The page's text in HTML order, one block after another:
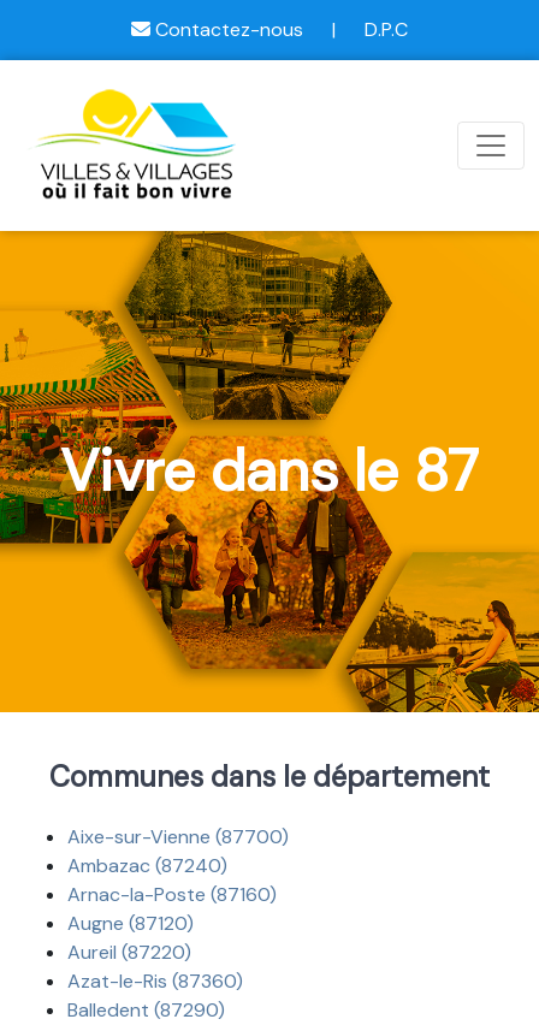
Contactez-nous | D.P.C
Vivre dans le 87
Communes dans le département
Aixe-sur-Vienne (87700)
Ambazac (87240)
Arnac-la-Poste (87160)
Augne (87120)
Aureil (87220)
Azat-le-Ris (87360)
Balledent (87290)